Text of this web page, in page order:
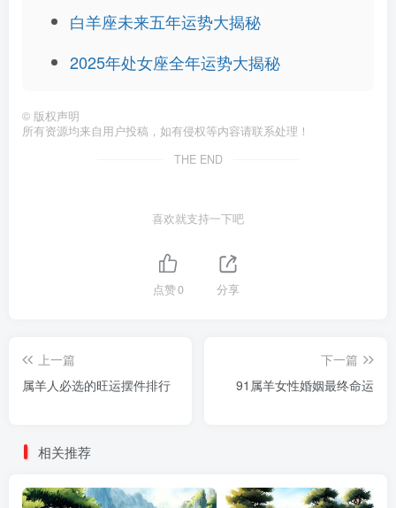
白羊座未来五年运势大揭秘
2025年处女座全年运势大揭秘
© 版权声明
所有资源均来自用户投稿，如有侵权等内容请联系处理！
THE END
喜欢就支持一下吧
点赞0 分享
上一篇
属羊人必选的旺运摆件排行
下一篇
91属羊女性婚姻最终命运
相关推荐